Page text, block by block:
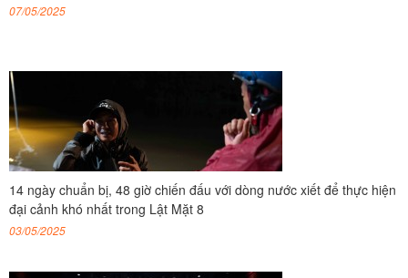
07/05/2025
14 ngày chuẩn bị, 48 giờ chiến đấu với dòng nước xiết để thực hiện
đại cảnh khó nhất trong Lật Mặt 8
03/05/2025